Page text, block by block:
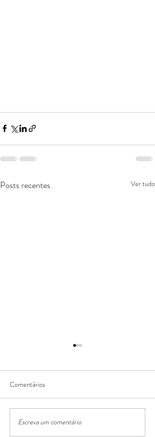
Posts recentes Ver tudo
Miss Rio Grande do Sul 2019
Comentários
Escreva um comentário